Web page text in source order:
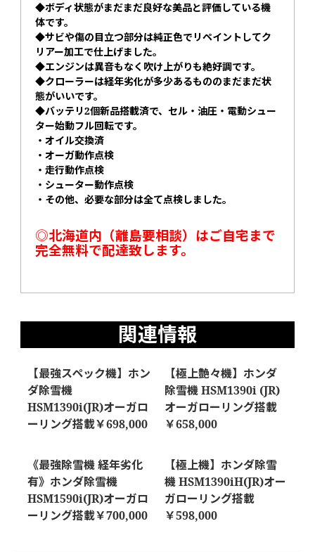
◆ボディ状態がまだまだ良好な美品と評価している機
体です。
◆サビや傷の目立つ部分は純正色でリペイントしてク
リアー加工で仕上げました。
◆エンジンは異音もなく吹け上がりも絶好調です。
◆クローラーは経年劣化が多少あるもののまだまだ状
態がいいです。
◆バッテリ2個新品搭載済で、セル・油圧・電動シュー
ター始動フル回転です。
・オイル交換済
・オーガ動作点検
・走行動作点検
・シューター動作点検
・その他、必要な部分は全て点検しました。
◎北海道内（離島要相談）はご自宅まで
完全無料で配達致します。
関連情報
【最強スペック機】ホン
ダ除雪機
HSM1390i(JR)オーガロ
ーリング搭載￥698,000
【極上艶々機】ホンダ
除雪機 HSM1390i (JR)
オーガローリング搭載
￥658,000
《最強除雪機 経年劣化
有》ホンダ除雪機
HSM1590i(JR)オーガロ
ーリング搭載￥700,000
【極上機】ホンダ除雪
機 HSM1390iH(JR)オー
ガローリング搭載
￥598,000